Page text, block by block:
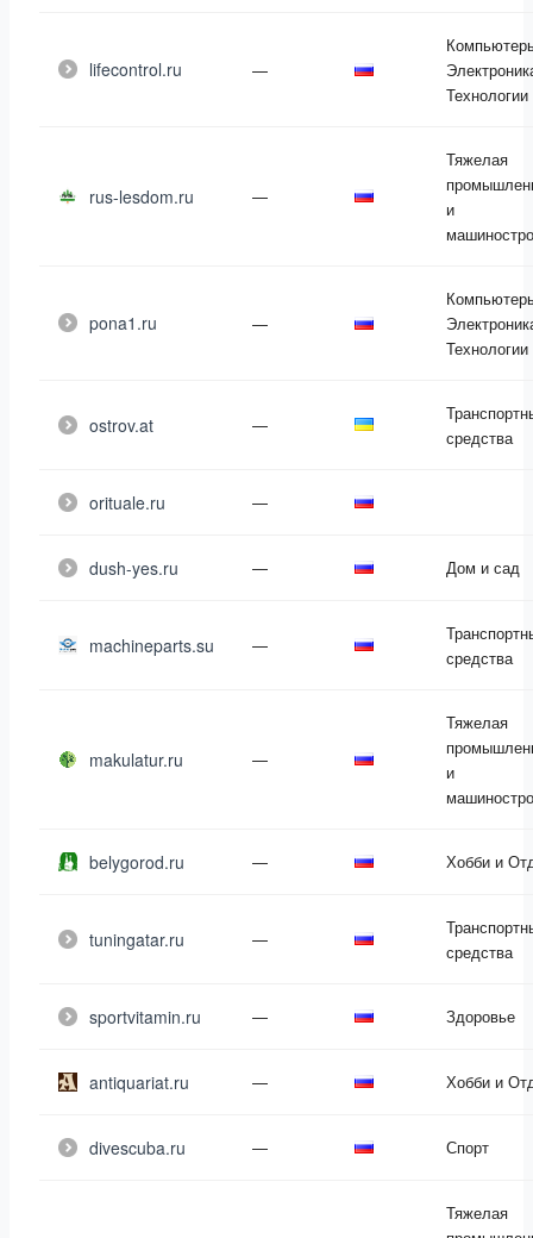
lifecontrol.ru —
Технологии
rus-lesdom.ru —
Тяжелая
и
pona1.ru —
Технологии
ostrov.at —
средства
orituale.ru —
dush-yes.ru — Дом и сад
machineparts.su —
средства
makulatur.ru —
Тяжелая
и
belygorod.ru — Хобби и
tuningatar.ru —
средства
sportvitamin.ru — Здоровье
antiquariat.ru — Хобби и
divescuba.ru — Спорт
Тяжелая